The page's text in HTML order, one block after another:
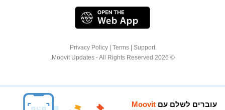
עוברים לשלם עם Moovit
Privacy Policy | Terms | Support
© 2026 Moovit Updates - All Rights Reserved.